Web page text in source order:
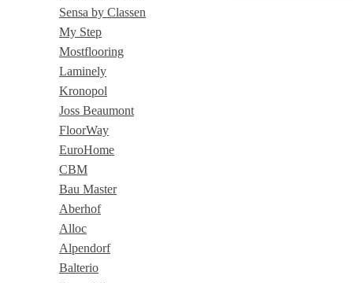
Sensa by Classen
My Step
Mostflooring
Laminely
Kronopol
Joss Beaumont
FloorWay
EuroHome
CBM
Bau Master
Aberhof
Alloc
Alpendorf
Balterio